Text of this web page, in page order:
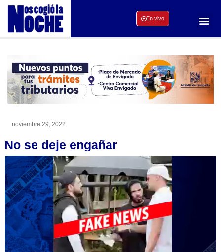
En vivo
noviembre 29, 2022
No se deje engañar